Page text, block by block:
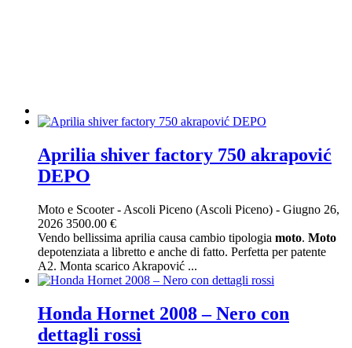
Aprilia shiver factory 750 akrapović
DEPO
Moto e Scooter- Ascoli Piceno (Ascoli Piceno) - Giugno 26,
2026 3500.00 €
Vendo bellissima aprilia causa cambio tipologia moto. Moto
depotenziata a libretto e anche di fatto. Perfetta per patente
A2. Monta scarico Akrapović ...
Honda Hornet 2008 – Nero con
dettagli rossi